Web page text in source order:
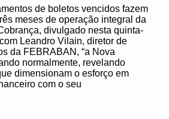
de boletos vencidos fazem
meses de operação integral da
divulgado nesta quinta-
Leandro Vilain, diretor de
da FEBRABAN, “a Nova
normalmente, revelando
dimensionam o esforço em
com o seu